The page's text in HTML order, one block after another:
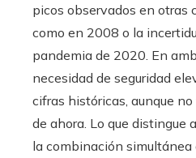
picos observados en otras
como en 2008 o la
pandemia de 2020. En
necesidad de seguridad
cifras históricas, aunque
de ahora. Lo que distingue
la combinación simultánea